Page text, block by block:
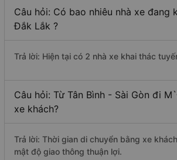
Câu hỏi: Có bao nhiêu nhà xe
Đắk Lắk ?
Trả lời: Hiện tại có 2 nhà xe khai thác
Câu hỏi: Từ Tân Bình - Sài Gòn đi
xe khách?
Trả lời: Thời gian di chuyển bằng xe
mật độ giao thông thuận lợi.